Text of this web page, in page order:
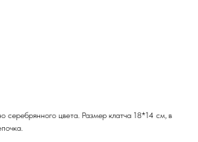
серебрянного цвета. Размер клатча 18*14 см, в